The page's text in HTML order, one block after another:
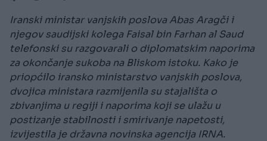
Iranski ministar vanjskih poslova Abas Aragči i
njegov saudijski kolega Faisal bin Farhan al Saud
telefonski su razgovarali o diplomatskim naporima
za okončanje sukoba na Bliskom istoku. Kako je
priopćilo iransko ministarstvo vanjskih poslova,
dvojica ministara razmijenila su stajališta o
zbivanjima u regiji i naporima koji se ulažu u
postizanje stabilnosti i smirivanje napetosti,
izvijestila je državna novinska agencija IRNA.